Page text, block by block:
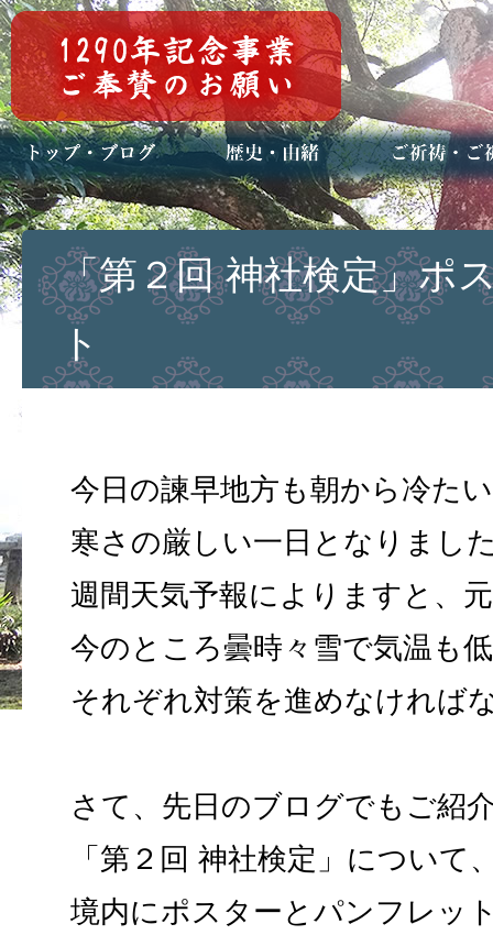
トップページ
ブログ(日々八百万)
お知らせ一覧 歴史・ご祭神
年中行事
メディア掲載 ご祈祷・ご祈
安産祈願
初宮参り
七五三詣
長寿のお祝い
神前結婚式
厄祓い・方位
車のお祓い
地鎮祭
神葬祭（神式
「第２回 神社検定」ポ
ト
今日の諫早地方も朝から冷た
寒さの厳しい一日となりまし
週間天気予報によりますと、
今のところ曇時々雪で気温も
それぞれ対策を進めなければ
さて、先日のブログでもご紹
「第２回 神社検定」について
境内にポスターとパンフレッ